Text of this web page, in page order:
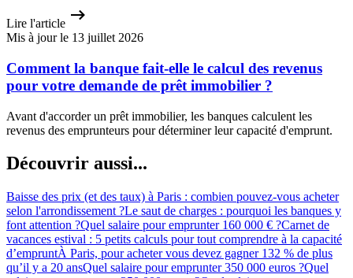
Lire l'article
Mis à jour le 13 juillet 2026
Comment la banque fait-elle le calcul des revenus
pour votre demande de prêt immobilier ?
Avant d'accorder un prêt immobilier, les banques calculent les
revenus des emprunteurs pour déterminer leur capacité d'emprunt.
Découvrir aussi...
Baisse des prix (et des taux) à Paris : combien pouvez-vous acheter
selon l'arrondissement ?Le saut de charges : pourquoi les banques y
font attention ?Quel salaire pour emprunter 160 000 € ?Carnet de
vacances estival : 5 petits calculs pour tout comprendre à la capacité
d’empruntÀ Paris, pour acheter vous devez gagner 132 % de plus
qu’il y a 20 ansQuel salaire pour emprunter 350 000 euros ?Quel